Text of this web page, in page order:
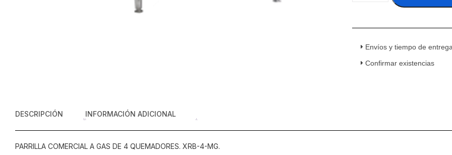
Parrilla
Gas Envíos y tiempo de entrega
Confirmar existencias
DESCRIPCIÓN INFORMACIÓN ADICIONAL
PARRILLA COMERCIAL A GAS DE 4 QUEMADORES. XRB-4-MG.